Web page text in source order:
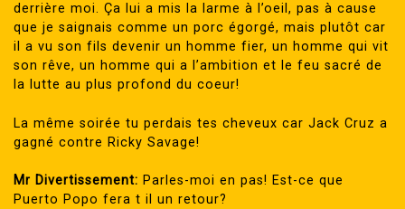
derrière moi. Ça lui a mis la larme à l’oeil, pas à cause
que je saignais comme un porc égorgé, mais plutôt car
il a vu son fils devenir un homme fier, un homme qui vit
son rêve, un homme qui a l’ambition et le feu sacré de
la lutte au plus profond du coeur!
La même soirée tu perdais tes cheveux car Jack Cruz a
gagné contre Ricky Savage!
Mr Divertissement: Parles-moi en pas! Est-ce que
Puerto Popo fera t il un retour?